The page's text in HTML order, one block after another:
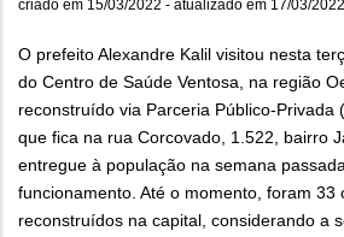
criado em 15/03/2022 - atualizado em 17/03/
O prefeito Alexandre Kalil visitou nesta
do Centro de Saúde Ventosa, na região
reconstruído via Parceria Público-Privada
que fica na rua Corcovado, 1.522, bairro
entregue à população na semana
funcionamento. Até o momento, foram 33
reconstruídos na capital, considerando a